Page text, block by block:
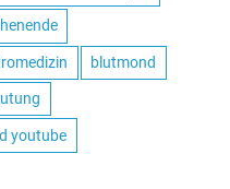
blutmond
youtube